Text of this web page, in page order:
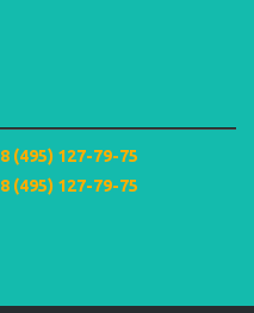
8 (495) 127-79-75
8 (495) 127-79-75